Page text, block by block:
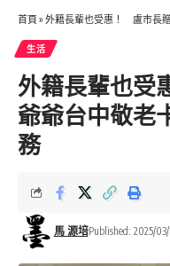
首頁 » 外籍長輩也受惠！ 盧市長
生活
外籍長輩也
爺爺台中敬老
務
馬 源培Published: 2025/03/